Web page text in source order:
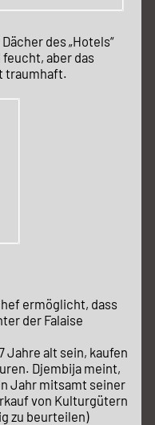
des „Hotels“
aber das
traumhaft.
ermöglicht, dass
der Falaise
Jahre alt sein, kaufen
Djembija meint,
Jahr mitsamt seiner
von Kulturgütern
zu beurteilen)